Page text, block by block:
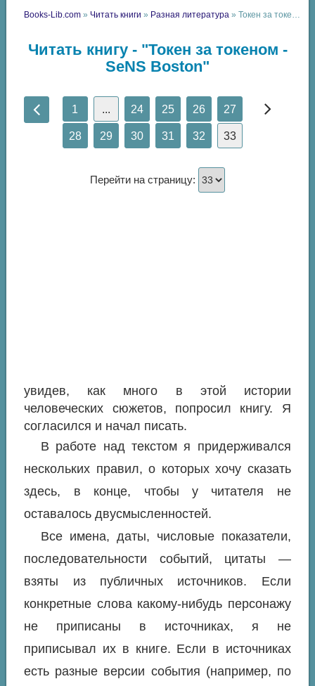
Books-Lib.com » Читать книги » Разная литература » Токен за токеном - SeNS Boston
Читать книгу - "Токен за токеном -
SeNS Boston"
1 ... 24 25 26 27
28 29 30 31 32 33
Перейти на страницу:
увидев, как много в этой истории
человеческих сюжетов, попросил книгу. Я
согласился и начал писать.
В работе над текстом я придерживался
нескольких правил, о которых хочу сказать
здесь, в конце, чтобы у читателя не
оставалось двусмысленностей.
Все имена, даты, числовые показатели,
последовательности событий, цитаты —
взяты из публичных источников. Если
конкретные слова какому-нибудь персонажу
не приписаны в источниках, я не
приписывал их в книге. Если в источниках
есть разные версии события (например, по